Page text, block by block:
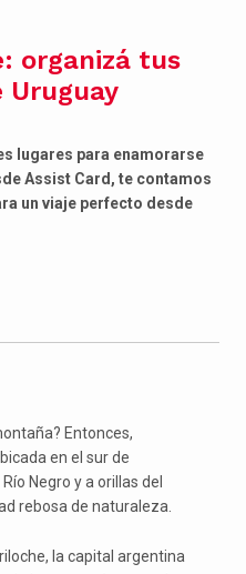
organizá tus
Uruguay
lugares para enamorarse
Assist Card, te contamos
un viaje perfecto desde
Entonces,
en el sur de
Negro y a orillas del
rebosa de naturaleza.
la capital argentina